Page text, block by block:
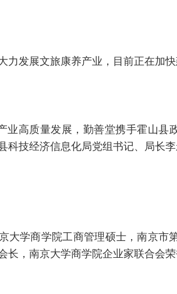
发展文旅康养产业，目前正在加快
业高质量发展，勤善堂携手霍山
技经济信息化局党组书记、局长
大学商学院工商管理硕士，南京
，南京大学商学院企业家联合会荣